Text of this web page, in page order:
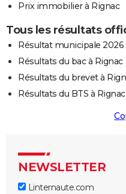
Prix immobilier à Rignac
Tous les résultats
Résultat municipale 2026
Résultats du bac à Rignac
Résultats du brevet à
Résultats du BTS à Rignac
NEWSLETTER
Linternaute.com